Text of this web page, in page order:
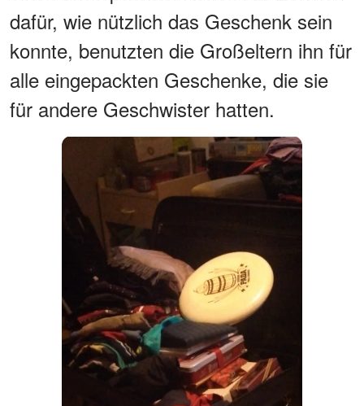
dafür, wie nützlich das Geschenk sein
konnte, benutzten die Großeltern ihn für
alle eingepackten Geschenke, die sie
für andere Geschwister hatten.